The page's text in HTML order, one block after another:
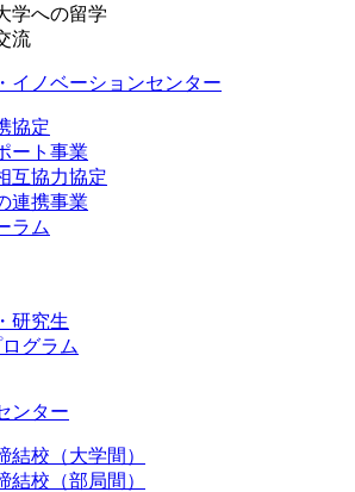
学への留学
流
イノベーションセンター
協定
ート事業
互協力協定
連携事業
ラム
研究生
グラム
ンター
結校（大学間）
結校（部局間）